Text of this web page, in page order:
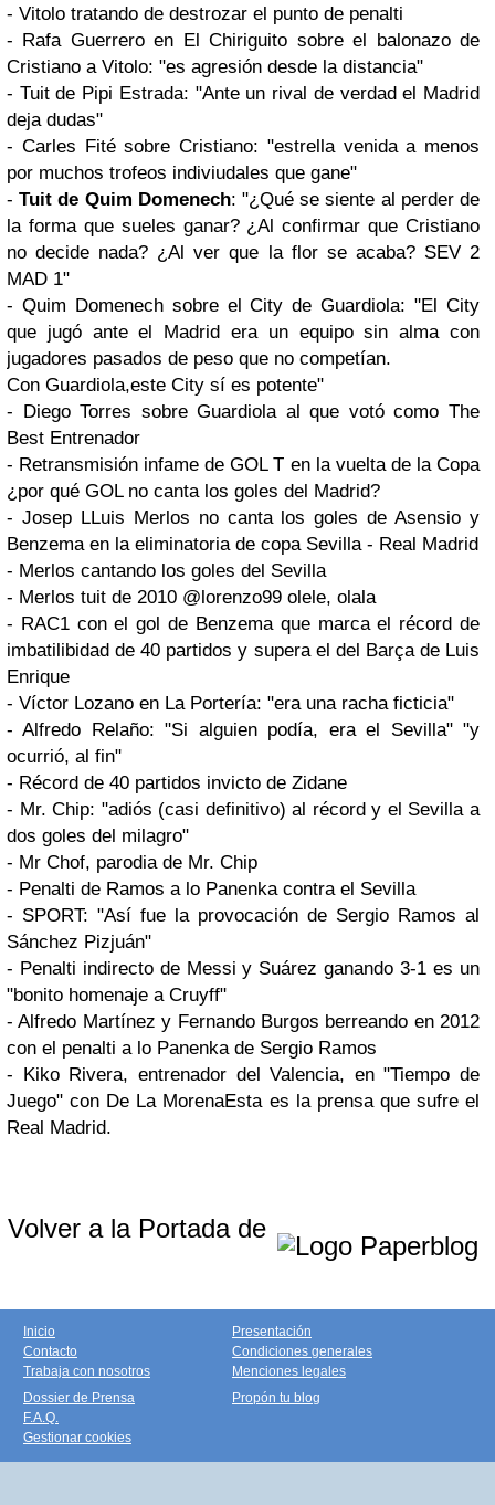
- Vitolo tratando de destrozar el punto de penalti
- Rafa Guerrero en El Chiriguito sobre el balonazo de
Cristiano a Vitolo: "es agresión desde la distancia"
- Tuit de Pipi Estrada: "Ante un rival de verdad el Madrid
deja dudas"
- Carles Fité sobre Cristiano: "estrella venida a menos
por muchos trofeos indiviudales que gane"
-Tuit de Quim Domenech: "¿Qué se siente al perder de
la forma que sueles ganar? ¿Al confirmar que Cristiano
no decide nada? ¿Al ver que la flor se acaba? SEV 2
MAD 1"
- Quim Domenech sobre el City de Guardiola: "El City
que jugó ante el Madrid era un equipo sin alma con
jugadores pasados de peso que no competían.
Con Guardiola,este City sí es potente"
- Diego Torres sobre Guardiola al que votó como The
Best Entrenador
- Retransmisión infame de GOL T en la vuelta de la Copa
¿por qué GOL no canta los goles del Madrid?
- Josep LLuis Merlos no canta los goles de Asensio y
Benzema en la eliminatoria de copa Sevilla - Real Madrid
- Merlos cantando los goles del Sevilla
- Merlos tuit de 2010 @lorenzo99 olele, olala
- RAC1 con el gol de Benzema que marca el récord de
imbatilibidad de 40 partidos y supera el del Barça de Luis
Enrique
- Víctor Lozano en La Portería: "era una racha ficticia"
- Alfredo Relaño: "Si alguien podía, era el Sevilla" "y
ocurrió, al fin"
- Récord de 40 partidos invicto de Zidane
- Mr. Chip: "adiós (casi definitivo) al récord y el Sevilla a
dos goles del milagro"
- Mr Chof, parodia de Mr. Chip
- Penalti de Ramos a lo Panenka contra el Sevilla
- SPORT: "Así fue la provocación de Sergio Ramos al
Sánchez Pizjuán"
- Penalti indirecto de Messi y Suárez ganando 3-1 es un
"bonito homenaje a Cruyff"
- Alfredo Martínez y Fernando Burgos berreando en 2012
con el penalti a lo Panenka de Sergio Ramos
- Kiko Rivera, entrenador del Valencia, en "Tiempo de
Juego" con De La MorenaEsta es la prensa que sufre el
Real Madrid.
Volver a la Portada de
Inicio
Contacto
Trabaja con nosotros
Presentación
Condiciones generales
Menciones legales
Dossier de Prensa
F.A.Q.
Gestionar cookies
Propón tu blog